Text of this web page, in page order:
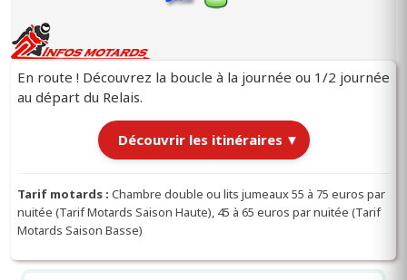
En route ! Découvrez la boucle à la journée ou 1/2 journée
au départ du Relais.
Découvrir les itinéraires ▼
Tarif motards : Chambre double ou lits jumeaux 55 à 75 euros par
nuitée (Tarif Motards Saison Haute), 45 à 65 euros par nuitée (Tarif
Motards Saison Basse)